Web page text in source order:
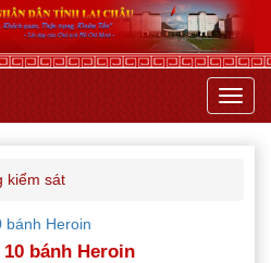
kiểm sát
bánh Heroin